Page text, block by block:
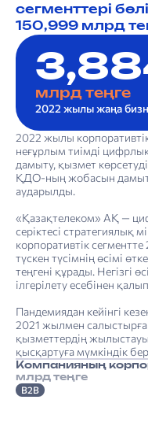
сегменттері
150,999 млрд
млрд теңге
2022 жылы жаңа
2022 жылы
неғұрлым тиімді
дамыту, қызмет
ҚДО-ның жобасын
аударылды.
«Қазақтелеком» АҚ —
серіктесі стратегиялық
корпоративтік
түскен түсімнің өсімі
теңгені құрады. Негізгі
ілгерілету есебінен
Пандемиядан кейінгі
2021 жылмен
қызметтердің
қысқартуға мүмкіндік
Компанияның
млрд теңге
B2B